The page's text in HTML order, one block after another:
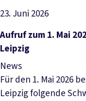
23. Juni 2026
Artikel lesen
Aufruf zum 1. Mai
Leipzig
News
Für den 1. Mai 2026
Leipzig folgende